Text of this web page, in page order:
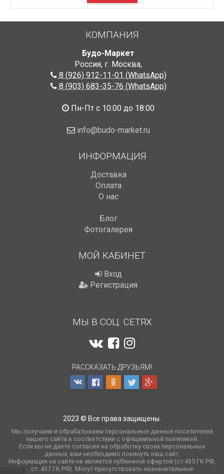
КОМПАНИЯ
Будо-Маркет
Россия, г. Москва,
8 (926) 912-11-01 (WhatsApp)
8 (903) 683-35-76 (WhatsApp)
Пн-Пт с 10:00 до 18:00
info@budo-market.ru
ИНФОРМАЦИЯ
Доставка
Оплата
О нас
Блог
Фотогалерея
МОЙ КАБИНЕТ
Вход
Регистрация
МЫ В СОЦ. СЕТЯХ
РАССКАЗАТЬ ДРУЗЬЯМ!
2023 © Все права защищены.
Мы получаем и обрабатываем персональные данные посетителей
нашего сайта в соответствии с официальной политикой.
Если вы не даете согласия на обработку своих персональных
данных, вам необходимо покинуть наш сайт.
Информация на сайте не является публичной офертой (ст.435 ГК РФ,
cт. 437 ГК РФ). Могут присутствовать незначительные